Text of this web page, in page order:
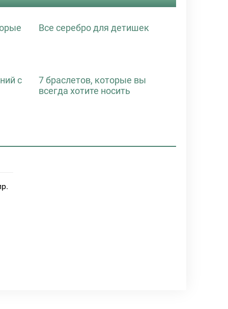
Все серебро для детишек
с
7 браслетов, которые вы
всегда хотите носить